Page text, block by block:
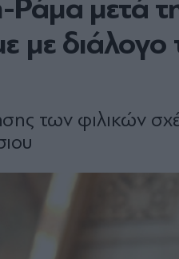
μετά
με διάλογο
των φιλικών